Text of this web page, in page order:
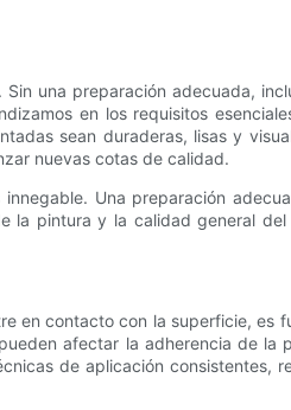
una preparación adecuada,
en los requisitos
sean duraderas, lisas y
nuevas cotas de calidad.
Una preparación
la pintura y la calidad general del
en contacto con la superficie, es
afectar la adherencia de la
de aplicación consistentes,